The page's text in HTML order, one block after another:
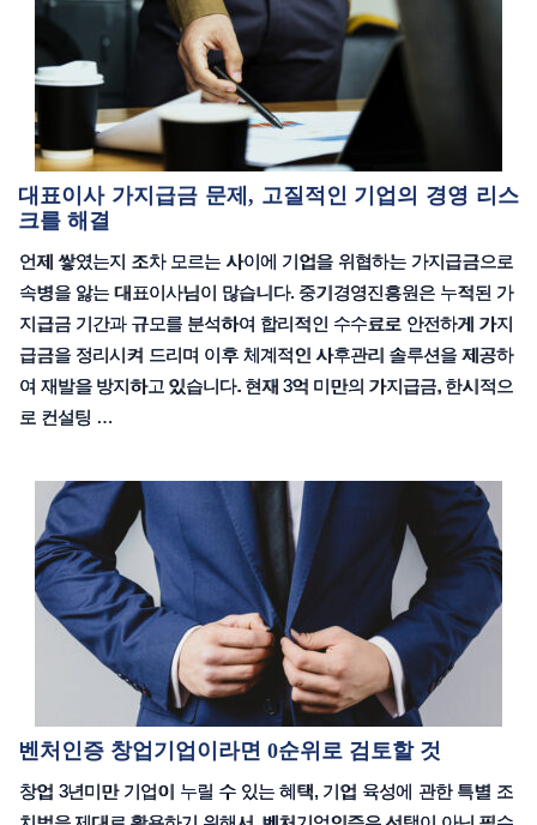
대표이사 가지급금 문제, 고질적인 기업의 경영 리스
크를 해결
언제 쌓였는지 조차 모르는 사이에 기업을 위협하는 가지급금으로
속병을 앓는 대표이사님이 많습니다. 중기경영진흥원은 누적된 가
지급금 기간과 규모를 분석하여 합리적인 수수료로 안전하게 가지
급금을 정리시켜 드리며 이후 체계적인 사후관리 솔루션을 제공하
여 재발을 방지하고 있습니다. 현재 3억 미만의 가지급금, 한시적으
로 컨설팅 …
벤처인증 창업기업이라면 0순위로 검토할 것
창업 3년미만 기업이 누릴 수 있는 혜택, 기업 육성에 관한 특별 조